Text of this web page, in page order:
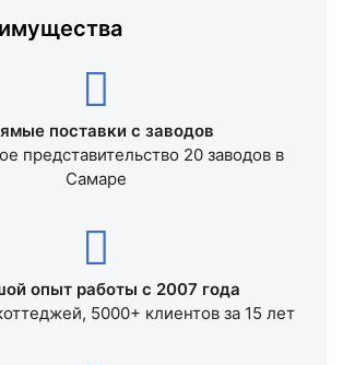
поставки с заводов
представительство 20 заводов в
Самаре
опыт работы с 2007 года
5000+ клиентов за 15 лет